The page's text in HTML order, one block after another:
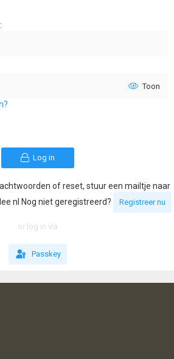
Toon
Log in
of reset, stuur een mailtje naar
nl Nog niet geregistreerd?
Registreer nu
or log in via
Passkey